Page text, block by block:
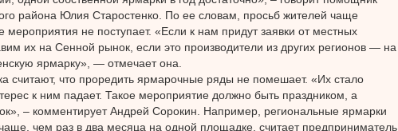
района Юлия Старостенко. По ее словам, просьб жителей чаще
мероприятия не поступает. «Если к нам придут заявки от местных
их на Сенной рынок, если это производители из других регионов — на
ярмарку», — отмечает она.
считают, что проредить ярмарочные ряды не помешает. «Их стало
к ним падает. Такое мероприятие должно быть праздником, а
– комментирует Андрей Сорокин. Например, региональные ярмарки
чем раз в два месяца на одной площадке, считает предприниматель.